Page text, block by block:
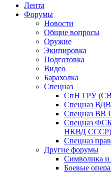
Лента
Форумы
Новости
Общие вопросы
Оружие
Экипировка
Подготовка
Видео
Барахолка
Спецназ
СпН ГРУ
Спецназ ВДВ
Спецназ ВВ
Спецназ
НКВД СССР)
Спецназ
Другие форумы
Символика и
Боевые